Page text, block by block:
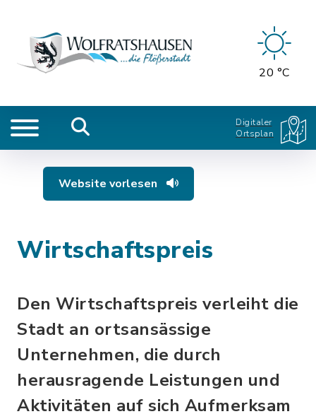
20 °C
Digitaler
Ortsplan
Website vorlesen
Wirtschaftspreis
Den Wirtschaftspreis verleiht die
Stadt an ortsansässige
Unternehmen, die durch
herausragende Leistungen und
Aktivitäten auf sich Aufmerksam